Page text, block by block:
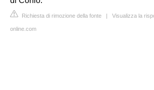
Richiesta di rimozione della fonte | Visualizza la
online.com